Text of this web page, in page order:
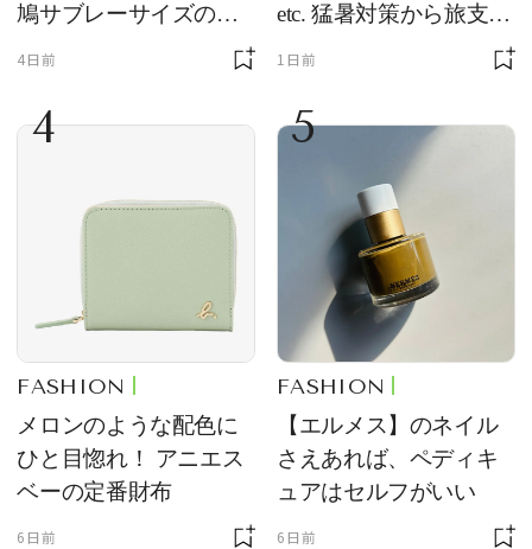
鳩サブレーサイズのポ
ーチ「はとっこ」を限
4日前
etc. 猛暑対策から旅支度
まで！ ｜今週の人気記
1日前
4
FASHION
メロンのような配色に
ひと目惚れ！ アニエス
ベーの定番財布
6日前
5
FASHION
【エルメス】のネイル
さえあれば、ペディキ
ュアはセルフがいい
6日前